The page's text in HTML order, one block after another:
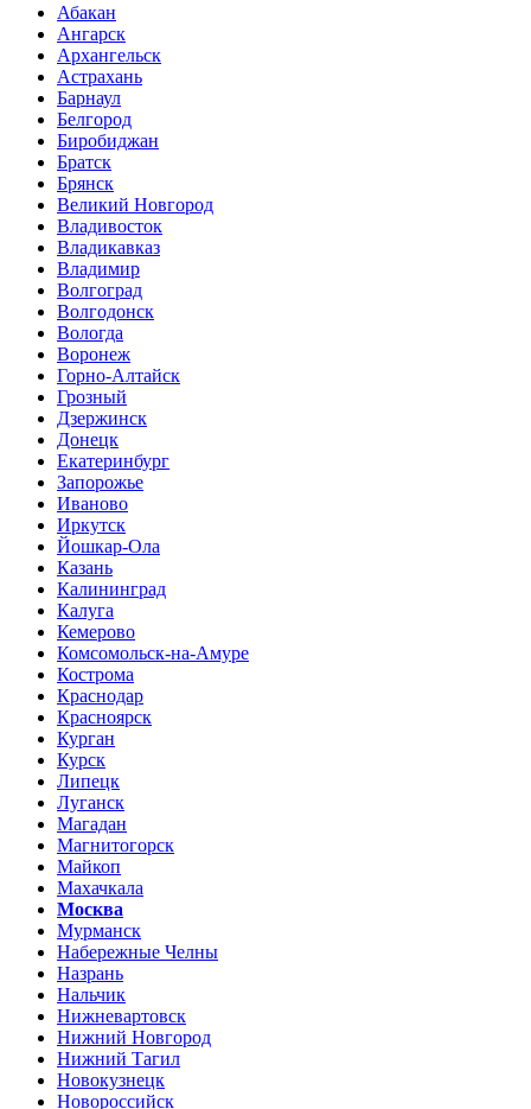
Абакан
Ангарск
Архангельск
Астрахань
Барнаул
Белгород
Биробиджан
Братск
Брянск
Великий Новгород
Владивосток
Владикавказ
Владимир
Волгоград
Волгодонск
Вологда
Воронеж
Горно-Алтайск
Грозный
Дзержинск
Донецк
Екатеринбург
Запорожье
Иваново
Иркутск
Йошкар-Ола
Казань
Калининград
Калуга
Кемерово
Комсомольск-на-Амуре
Кострома
Краснодар
Красноярск
Курган
Курск
Липецк
Луганск
Магадан
Магнитогорск
Майкоп
Махачкала
Москва
Мурманск
Набережные Челны
Назрань
Нальчик
Нижневартовск
Нижний Новгород
Нижний Тагил
Новокузнецк
Новороссийск